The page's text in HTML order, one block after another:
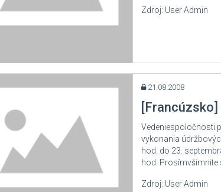
Británia
Zdroj: User Admin
21.08.2008
Vedeniespoločnosti
vykonania
hod. do 23.
hod. Prosímvšimnite
Zdroj: User Admin